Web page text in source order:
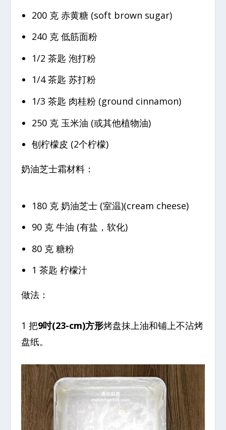
200 克 赤黄糖 (soft brown sugar)
240 克 低筋面粉
1/2 茶匙 泡打粉
1/4 茶匙 苏打粉
1/3 茶匙 肉桂粉 (ground cinnamon)
250 克 玉米油 (或其他植物油)
刨柠檬皮 (2个柠檬)
奶油芝士霜材料：
180 克 奶油芝士 (室温)(cream cheese)
90 克 牛油 (有盐，软化)
80 克 糖粉
1 茶匙 柠檬汁
做法：
1 把9吋(23-cm)方形烤盘抹上油和铺上不沾烤
盘纸。